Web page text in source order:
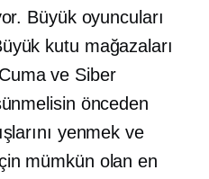
Büyük oyuncuları
kutu mağazaları
ve Siber
önceden
yenmek ve
mümkün olan en